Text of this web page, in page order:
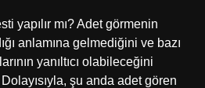
yapılır mı? Adet görmenin
anlamına gelmediğini ve bazı
yanıltıcı olabileceğini
şu anda adet gören